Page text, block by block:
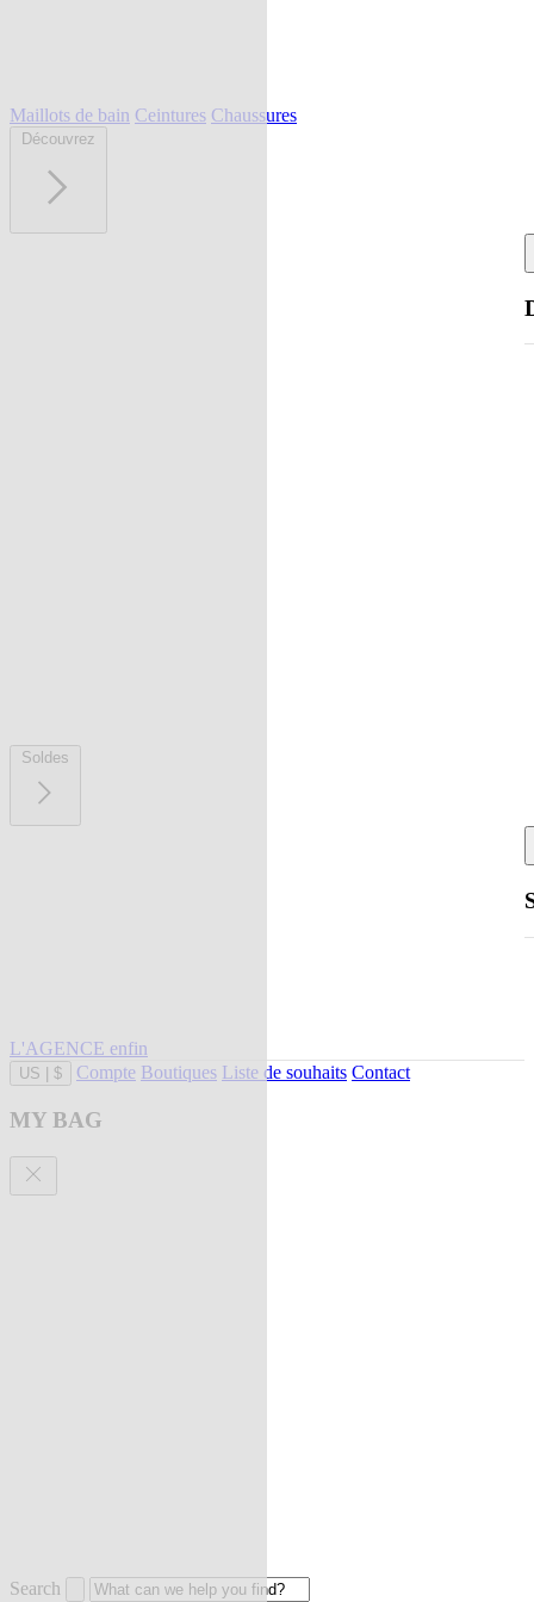
Maillots de bain Ceintures Chaussures
Découvrez
Soldes
L'AGENCE enfin
US $ Compte Boutiques Liste de souhaits Contact
MY BAG
Search